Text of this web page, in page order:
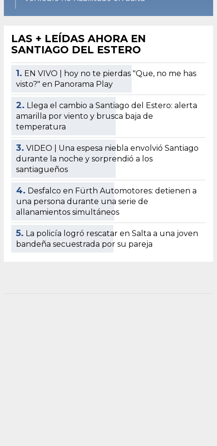
LAS + LEÍDAS AHORA EN
SANTIAGO DEL ESTERO
1. EN VIVO | hoy no te pierdas "Que, no me has
visto?" en Panorama Play
2. Llega el cambio a Santiago del Estero: alerta
amarilla por viento y brusca baja de
temperatura
3. VIDEO | Una espesa niebla envolvió Santiago
durante la noche y sorprendió a los
santiagueños
4. Desfalco en Fürth Automotores: detienen a
una persona durante una serie de
allanamientos simultáneos
5. La policía logró rescatar en Salta a una joven
bandeña secuestrada por su pareja